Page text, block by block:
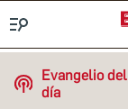
Evangelio del
día